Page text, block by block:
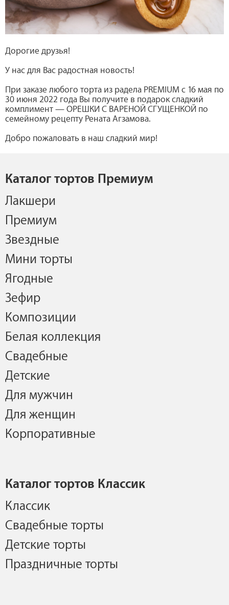
Дорогие друзья!
У нас для Вас радостная новость!
При заказе любого торта из радела PREMIUM с 16 мая по
30 июня 2022 года Вы получите в подарок сладкий
комплимент — ОРЕШКИ С ВАРЕНОЙ СГУЩЕНКОЙ по
семейному рецепту Рената Агзамова.
Добро пожаловать в наш сладкий мир!
Каталог тортов Премиум
Лакшери
Премиум
Звездные
Мини торты
Ягодные
Зефир
Композиции
Белая коллекция
Свадебные
Детские
Для мужчин
Для женщин
Корпоративные
Каталог тортов Классик
Классик
Свадебные торты
Детские торты
Праздничные торты